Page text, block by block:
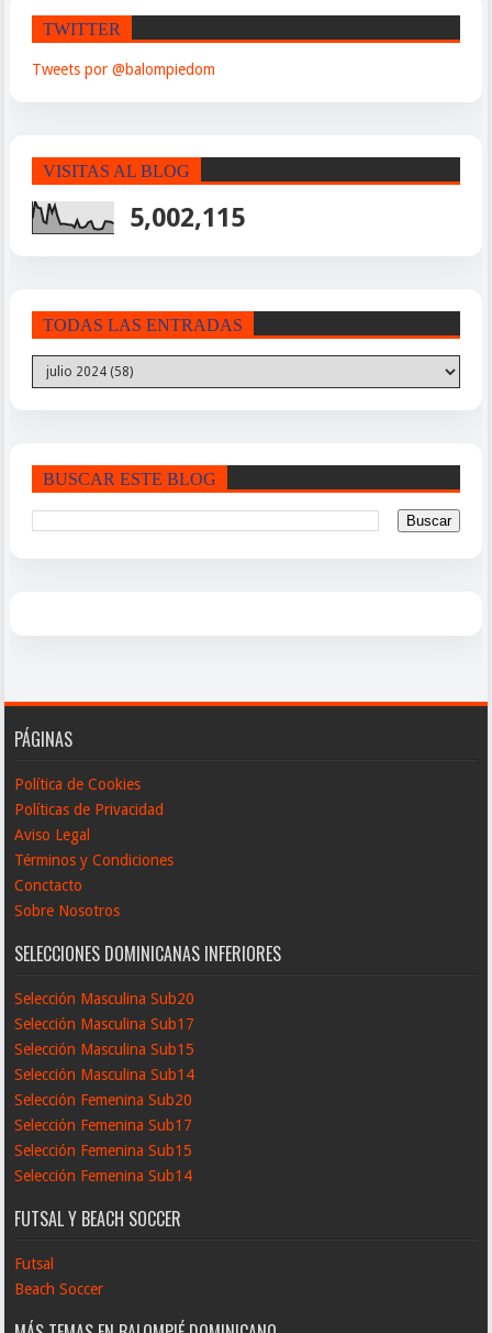
TWITTER
Tweets por @balompiedom
VISITAS AL BLOG
5,002,115
TODAS LAS ENTRADAS
BUSCAR ESTE BLOG
PÁGINAS
Política de Cookies
Políticas de Privacidad
Aviso Legal
Términos y Condiciones
Conctacto
Sobre Nosotros
SELECCIONES DOMINICANAS INFERIORES
Selección Masculina Sub20
Selección Masculina Sub17
Selección Masculina Sub15
Selección Masculina Sub14
Selección Femenina Sub20
Selección Femenina Sub17
Selección Femenina Sub15
Selección Femenina Sub14
FUTSAL Y BEACH SOCCER
Futsal
Beach Soccer